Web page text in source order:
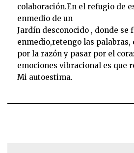
colaboración.En el refugio de
enmedio de un
Jardín desconocido , donde se
enmedio,retengo las palabras,
por la razón y pasar por el
emociones vibracional es que
Mi autoestima.